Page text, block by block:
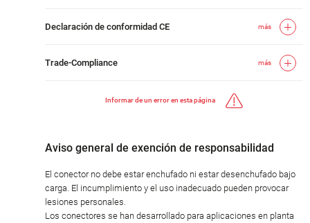
Declaración de conformidad CE más
Trade-Compliance más
Informar de un error en esta página
Aviso general de exención de responsabilidad
El conector no debe estar enchufado ni estar desenchufado bajo
carga. El incumplimiento y el uso inadecuado pueden provocar
lesiones personales.
Los conectores se han desarrollado para aplicaciones en planta